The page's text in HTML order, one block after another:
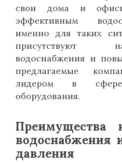
свои дома и
эффективным
именно для таких
присутствуют
водоснабжения и
предлагаемые
лидером в сфере
оборудования.
Преимущества
водоснабжения
давления